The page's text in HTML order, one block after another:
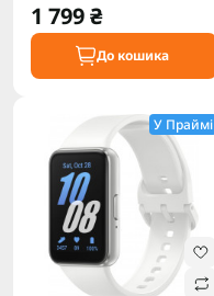
1 799 ₴
До кошика
У Праймі